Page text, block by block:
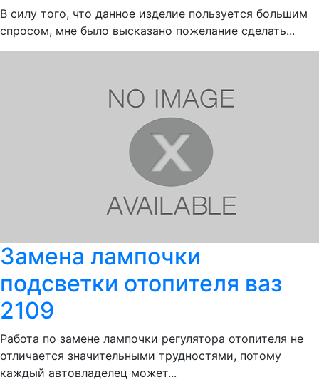
В силу того, что данное изделие пользуется большим
спросом, мне было высказано пожелание сделать...
Замена лампочки
подсветки отопителя ваз
2109
Работа по замене лампочки регулятора отопителя не
отличается значительными трудностями, потому
каждый автовладелец может...